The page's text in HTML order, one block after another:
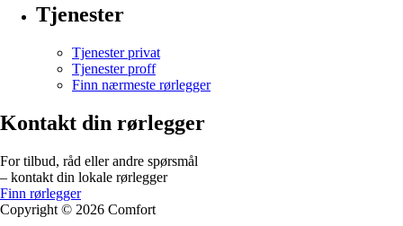
Tjenester
Tjenester privat
Tjenester proff
Finn nærmeste rørlegger
Kontakt din rørlegger
For tilbud, råd eller andre spørsmål
– kontakt din lokale rørlegger
Finn rørlegger
Copyright © 2026 Comfort